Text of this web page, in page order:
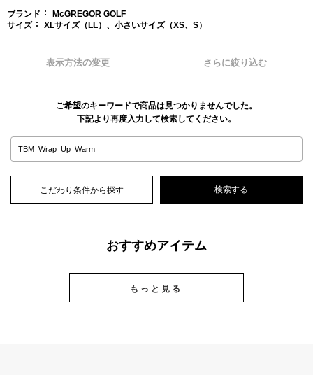
ブランド
McGREGOR GOLF
サイズ
XLサイズ（LL）、小さいサイズ（XS、S）
表示方法の変更 さらに絞り込む
ご希望のキーワードで商品は見つかりませんでした。
下記より再度入力して検索してください。
こだわり条件から探す
おすすめアイテム
もっと見る